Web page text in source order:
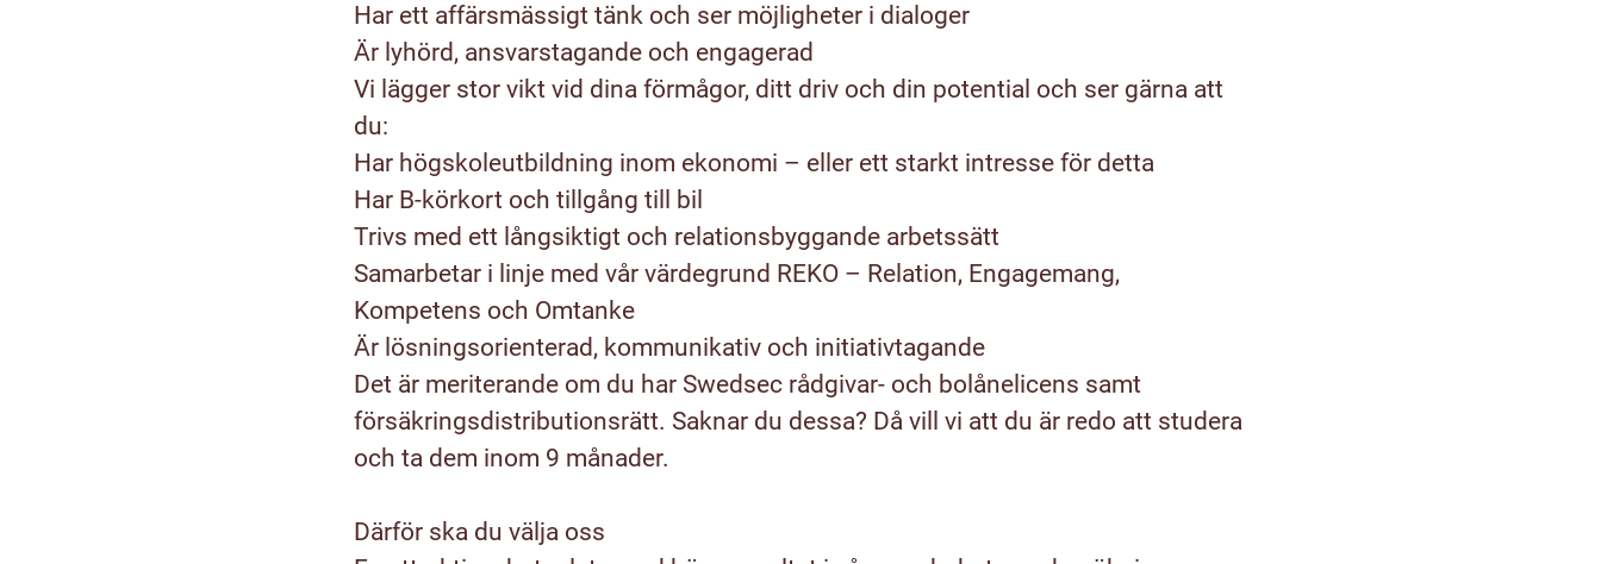
Har ett affärsmässigt tänk och ser möjligheter i dialoger
Är lyhörd, ansvarstagande och engagerad
Vi lägger stor vikt vid dina förmågor, ditt driv och din potential och ser gärna att
du:
Har högskoleutbildning inom ekonomi – eller ett starkt intresse för detta
Har B-körkort och tillgång till bil
Trivs med ett långsiktigt och relationsbyggande arbetssätt
Samarbetar i linje med vår värdegrund REKO – Relation, Engagemang,
Kompetens och Omtanke
Är lösningsorienterad, kommunikativ och initiativtagande
Det är meriterande om du har Swedsec rådgivar- och bolånelicens samt
försäkringsdistributionsrätt. Saknar du dessa? Då vill vi att du är redo att studera
och ta dem inom 9 månader.
Därför ska du välja oss